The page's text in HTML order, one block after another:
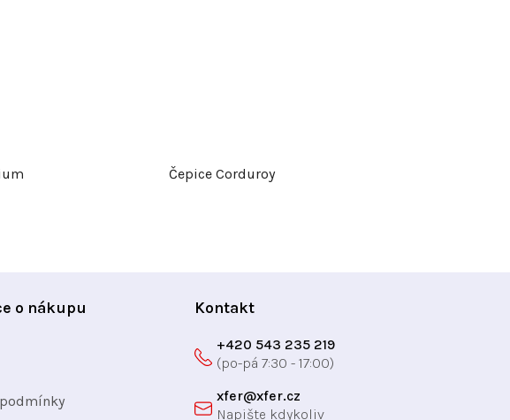
Čepice Corduroy
o nákupu Kontakt
xfer@xfer.cz
+420 543 235 219